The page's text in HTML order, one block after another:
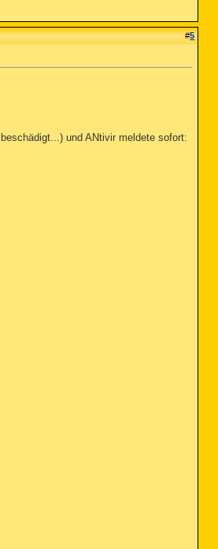
#5
und ANtivir meldete sofort: